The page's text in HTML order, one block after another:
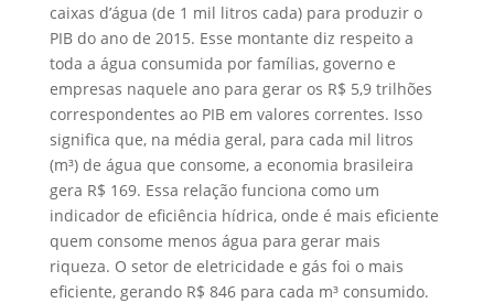
caixas d’água (de 1 mil litros cada) para produzir o
PIB do ano de 2015. Esse montante diz respeito a
toda a água consumida por famílias, governo e
empresas naquele ano para gerar os R$ 5,9 trilhões
correspondentes ao PIB em valores correntes. Isso
significa que, na média geral, para cada mil litros
(m³) de água que consome, a economia brasileira
gera R$ 169. Essa relação funciona como um
indicador de eficiência hídrica, onde é mais eficiente
quem consome menos água para gerar mais
riqueza. O setor de eletricidade e gás foi o mais
eficiente, gerando R$ 846 para cada m³ consumido.